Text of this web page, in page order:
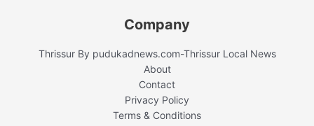
Company
Thrissur By pudukadnews.com-Thrissur Local News
About
Contact
Privacy Policy
Terms & Conditions